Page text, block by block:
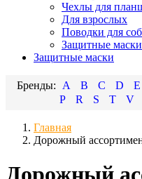
Чехлы для
Для взрослых
Поводки для
Защитные маски
Защитные маски
A B C D E
P
R S T V
Главная
Дорожный